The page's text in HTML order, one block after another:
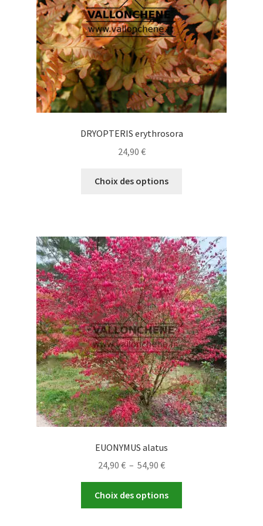
sur
la
page
du
produit
DRYOPTERIS erythrosora
24,90 €
Choix des options
Les
options
peuvent
être
choisies
sur
la
page
du
produit
EUONYMUS alatus
24,90 € – 54,90 €Plage
de
prix :
24,90 €
Choix des options